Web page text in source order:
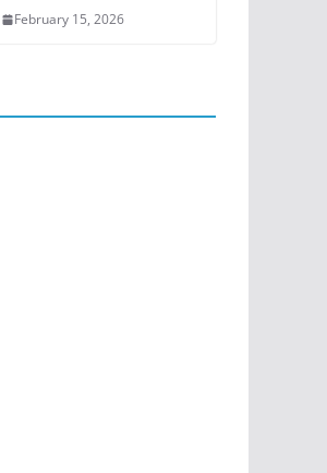
February 15, 2026